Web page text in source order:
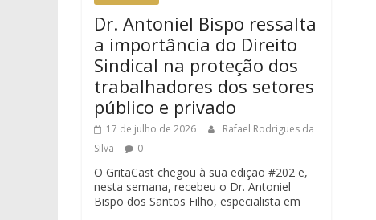
Dr. Antoniel Bispo ressalta
a importância do Direito
Sindical na proteção dos
trabalhadores dos setores
público e privado
17 de julho de 2026
Rafael Rodrigues da
Silva
0
O GritaCast chegou à sua edição #202 e,
nesta semana, recebeu o Dr. Antoniel
Bispo dos Santos Filho, especialista em